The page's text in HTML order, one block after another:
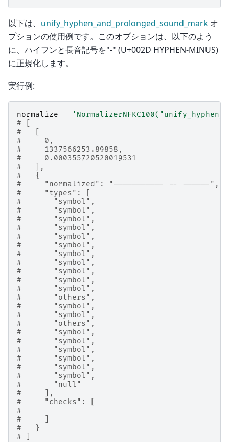
以下は、 unify_hyphen_and_prolonged_sound_mark オ
プションの使用例です。このオプションは、以下のよう
に、ハイフンと長音記号を"-" (U+002D HYPHEN-MINUS)
に正規化します。
実行例:
normalize
# [
#   [
#     0,
#     1337566253.89858,
#     0.000355720520019531
#   ],
#   {
#     "normalized": "----------- -- ------",
#     "types": [
#       "symbol",
#       "symbol",
#       "symbol",
#       "symbol",
#       "symbol",
#       "symbol",
#       "symbol",
#       "symbol",
#       "symbol",
#       "symbol",
#       "symbol",
#       "others",
#       "symbol",
#       "symbol",
#       "others",
#       "symbol",
#       "symbol",
#       "symbol",
#       "symbol",
#       "symbol",
#       "symbol",
#       "null"
#     ],
#     "checks": [
#
#     ]
#   }
# ]